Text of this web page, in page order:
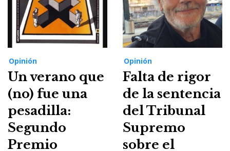
Opinión
Un verano que
(no) fue una
pesadilla:
Segundo
Premio
Opinión
Falta de rigor
de la sentencia
del Tribunal
Supremo
sobre el